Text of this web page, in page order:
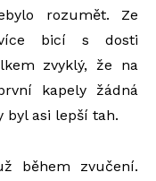
rozumět. Ze
bicí s dosti
zvyklý, že na
kapely žádná
byl asi lepší tah.
během zvučení.